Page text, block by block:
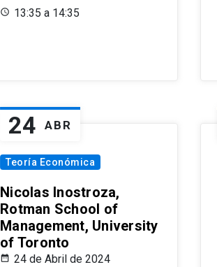
13:35 a 14:35
24 ABR
Teoría Económica
Nicolas Inostroza,
Rotman School of
Management, University
of Toronto
24 de Abril de 2024